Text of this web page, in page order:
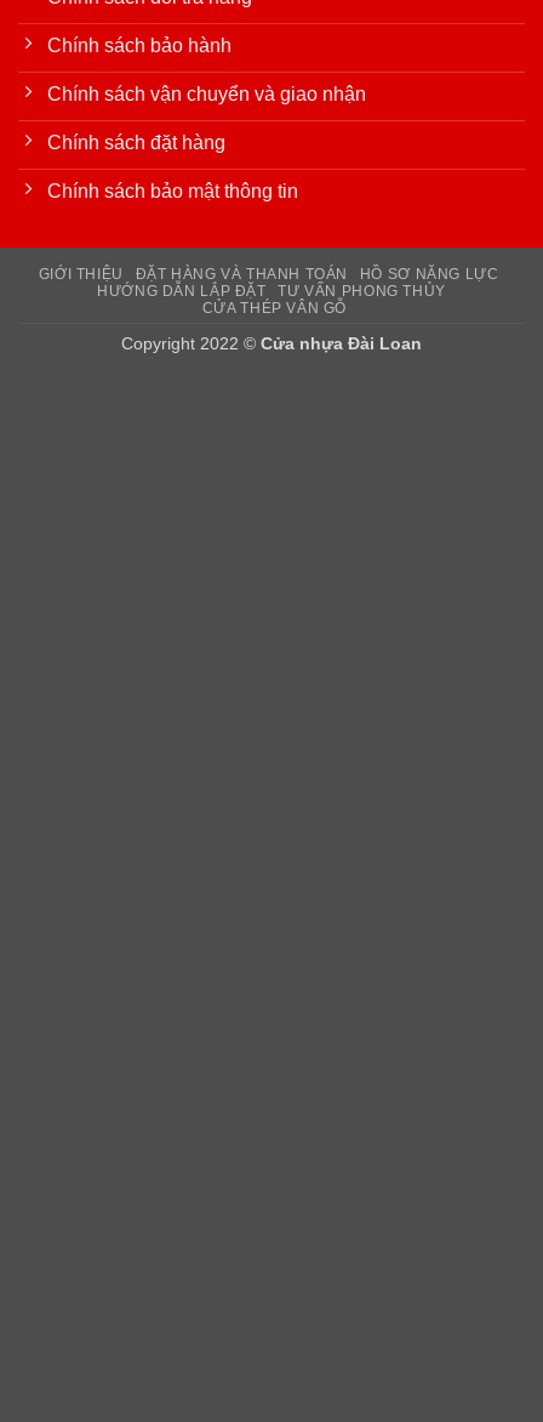
Chính sách bảo hành
Chính sách vận chuyển và giao nhận
Chính sách đặt hàng
Chính sách bảo mật thông tin
GIỚI THIỆU ĐẶT HÀNG VÀ THANH TOÁN
HỒ SƠ NĂNG LỰC
HƯỚNG DẪN LẮP ĐẶT
TƯ VẤN PHONG THỦY
CỬA THÉP VÂN GỖ
Copyright 2022 © Cửa nhựa Đài Loan